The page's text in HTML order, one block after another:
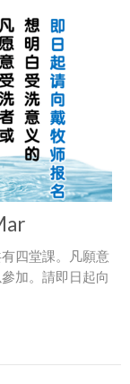
四堂課。凡願意
加。請即日起向